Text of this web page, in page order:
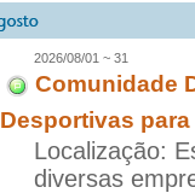
2026/08/01 ~ 31
Comunidade
Desportivas
Localização:
diversas